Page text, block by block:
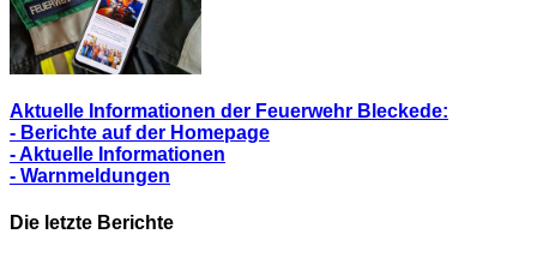
Aktuelle Informationen der Feuerwehr Bleckede:
- Berichte auf der Homepage
- Aktuelle Informationen
- Warnmeldungen
Die letzte Berichte